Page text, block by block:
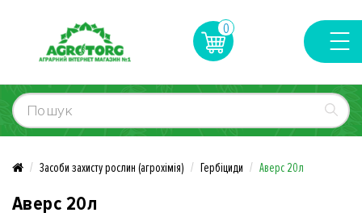
0
Засоби захисту рослин (агрохімія) Гербіциди Аверс 20л
Аверс 20л